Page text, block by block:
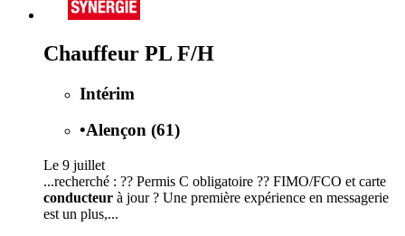
Chauffeur PL F/H
Intérim
•Alençon (61)
Le 9 juillet
...recherché : ?? Permis C obligatoire ?? FIMO/FCO et carte
conducteur à jour ? Une première expérience en messagerie
est un plus,...